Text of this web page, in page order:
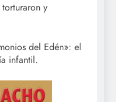
y
del Edén»: el
infantil.